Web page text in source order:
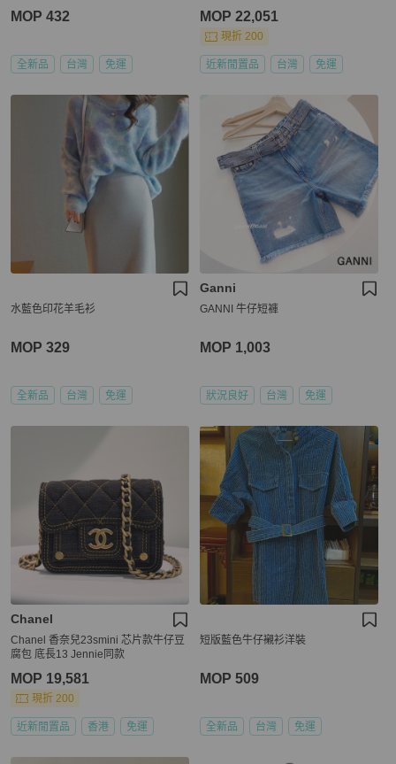
MOP 432
全新品 台灣 免運
MOP 22,051
現折 200
近新閒置品 台灣 免運
水藍色印花羊毛衫
MOP 329
全新品 台灣 免運
Ganni
GANNI 牛仔短褲
MOP 1,003
狀況良好 台灣 免運
Chanel
Chanel 香奈兒23smini 芯片款牛仔豆
腐包 底長13 Jennie同款
MOP 19,581
現折 200
近新閒置品 香港 免運
短版藍色牛仔襯衫洋裝
MOP 509
全新品 台灣 免運